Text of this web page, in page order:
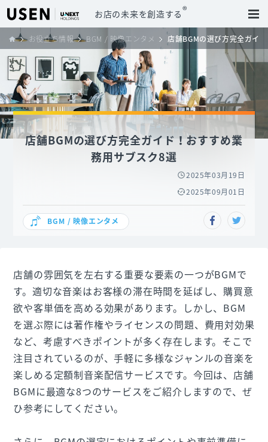
お店の未来を創造する®
お役立ち情報 BGM / 映像エンタメ 店舗BGMの選び方完全ガイ
店舗BGMの選び方完全ガイド！おすすめ業
務用サブスク8選
2025年03月19日
2025年09月01日
BGM / 映像エンタメ
店舗の雰囲気を左右する重要な要素の一つがBGMで
す。適切な音楽はお客様の滞在時間を延ばし、購買意
欲や客単価を高める効果があります。しかし、BGM
を選ぶ際には著作権やライセンスの問題、費用対効果
など、考慮すべきポイントが多く存在します。そこで
注目されているのが、手軽に多様なジャンルの音楽を
楽しめる定額制音楽配信サービスです。今回は、店舗
BGMに最適な8つのサービスをご紹介しますので、ぜ
ひ参考にしてください。